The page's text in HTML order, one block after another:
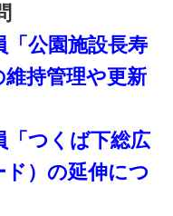
園施設長寿
持管理や更新
くば下総広
）の延伸につ